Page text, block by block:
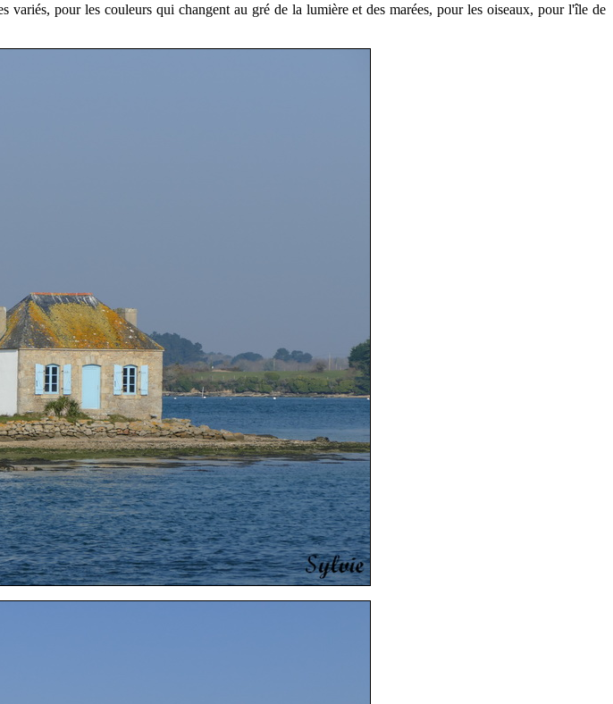
variés, pour les couleurs qui changent au gré de la lumière et des marées, pour les oiseaux, pour l'île de